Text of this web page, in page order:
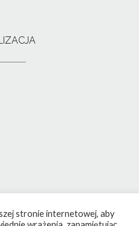
stronie internetowej, aby